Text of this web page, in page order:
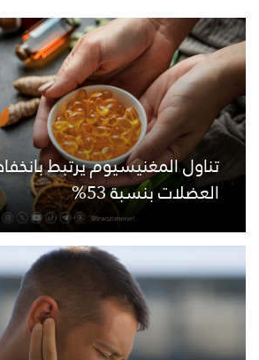
تناول المغنيسيوم يرتبط
العضلات بنسبة 53%